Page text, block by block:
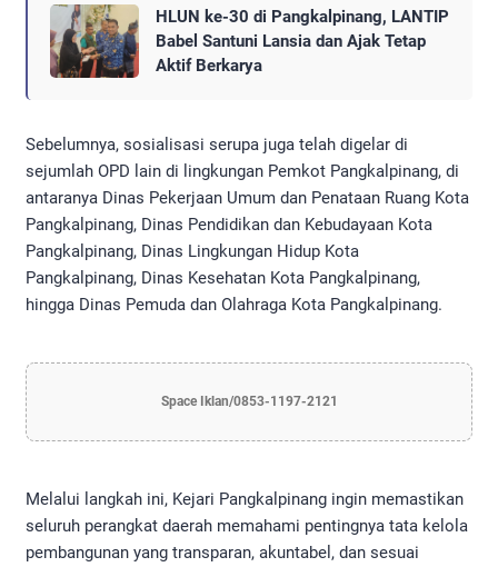
HLUN ke-30 di Pangkalpinang, LANTIP
Babel Santuni Lansia dan Ajak Tetap
Aktif Berkarya
Sebelumnya, sosialisasi serupa juga telah digelar di
sejumlah OPD lain di lingkungan Pemkot Pangkalpinang, di
antaranya Dinas Pekerjaan Umum dan Penataan Ruang Kota
Pangkalpinang, Dinas Pendidikan dan Kebudayaan Kota
Pangkalpinang, Dinas Lingkungan Hidup Kota
Pangkalpinang, Dinas Kesehatan Kota Pangkalpinang,
hingga Dinas Pemuda dan Olahraga Kota Pangkalpinang.
Space Iklan/0853-1197-2121
Melalui langkah ini, Kejari Pangkalpinang ingin memastikan
seluruh perangkat daerah memahami pentingnya tata kelola
pembangunan yang transparan, akuntabel, dan sesuai